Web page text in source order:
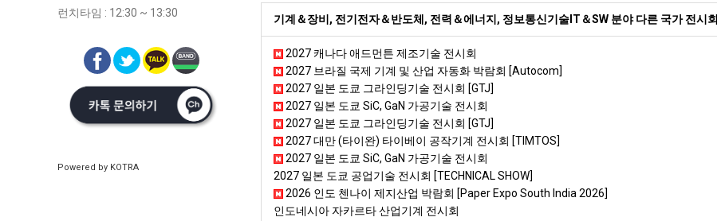
기계＆장비, 전기전자＆반도체, 전력＆에너지, 정보통신기술IT＆SW 분야 다른 국가 전시회
2027 캐나다 애드먼튼 제조기술 전시회
2027 브라질 국제 기계 및 산업 자동화 박람회 [Autocom]
2027 일본 도쿄 그라인딩기술 전시회 [GTJ]
2027 일본 도쿄 SiC, GaN 가공기술 전시회
2027 일본 도쿄 그라인딩기술 전시회 [GTJ]
2027 대만 (타이완) 타이베이 공작기계 전시회 [TIMTOS]
2027 일본 도쿄 SiC, GaN 가공기술 전시회
2027 일본 도쿄 공업기술 전시회 [TECHNICAL SHOW]
2026 인도 첸나이 제지산업 박람회 [Paper Expo South India 2026]
인도네시아 자카르타 산업기계 전시회
런치타임 : 12:30 ~ 13:30
Powered by KOTRA